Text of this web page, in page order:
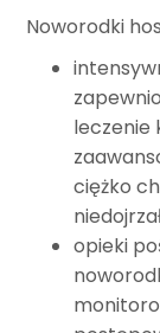
Noworodki
leczenie
ciężko
opieki